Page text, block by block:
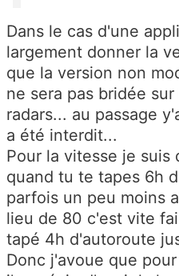
Dans le cas d'une
largement donner la
que la version non
ne sera pas bridée
radars... au passage
a été interdit...
Pour la vitesse je suis
quand tu te tapes 6h
parfois un peu moins
lieu de 80 c'est vite
tapé 4h d'autoroute
Donc j'avoue que